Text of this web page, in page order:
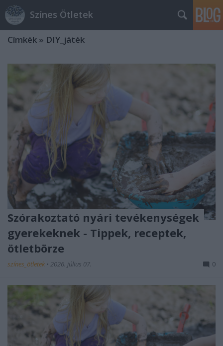
Színes Ötletek
Címkék » DIY_játék
Szórakoztató nyári tevékenységek
gyerekeknek - Tippek, receptek,
ötletbörze
színes_ötletek • 2026. július 07. 0